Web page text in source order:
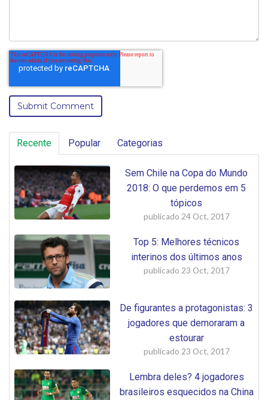
Recente Popular Categorias
Sem Chile na Copa do Mundo
2018: O que perdemos em 5
tópicos
publicado 24 Oct, 2017
Top 5: Melhores técnicos
interinos dos últimos anos
publicado 23 Oct, 2017
De figurantes a protagonistas: 3
jogadores que demoraram a
estourar
publicado 23 Oct, 2017
Lembra deles? 4 jogadores
brasileiros esquecidos na China